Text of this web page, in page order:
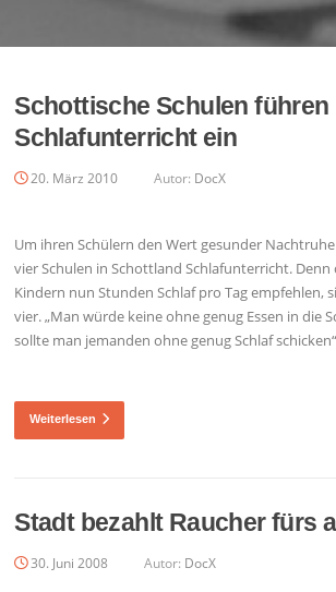
Schottische Schulen führen
Schlafunterricht ein
20. März 2010 Autor: DocX
Um ihren Schülern den Wert gesunder
vier Schulen in Schottland Schlafunterricht.
Kindern nun Stunden Schlaf pro Tag empfehlen,
vier. „Man würde keine ohne genug Essen in die
sollte man jemanden ohne genug Schlaf
Weiterlesen
Stadt bezahlt Raucher fürs
30. Juni 2008 Autor: DocX